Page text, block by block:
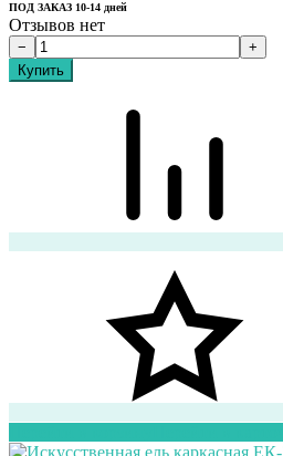
ПОД ЗАКАЗ 10-14 дней
Отзывов нет